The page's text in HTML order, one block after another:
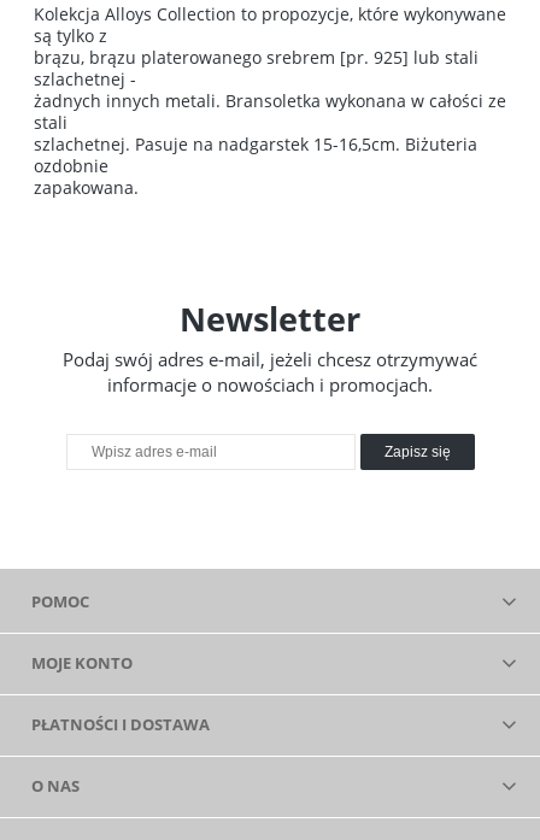
Kolekcja Alloys Collection to propozycje, które wykonywane
są tylko z
brązu, brązu platerowanego srebrem [pr. 925] lub stali
szlachetnej -
żadnych innych metali. Bransoletka wykonana w całości ze
stali
szlachetnej. Pasuje na nadgarstek 15-16,5cm. Biżuteria
ozdobnie
zapakowana.
Newsletter
Podaj swój adres e-mail, jeżeli chcesz otrzymywać
informacje o nowościach i promocjach.
Zapisz się
POMOC
MOJE KONTO
PŁATNOŚCI I DOSTAWA
O NAS